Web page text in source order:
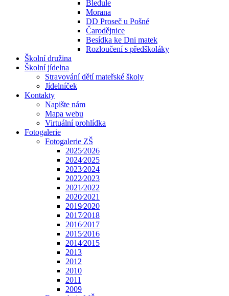
Bledule
Morana
DD Proseč u Pošné
Čarodějnice
Besídka ke Dni matek
Rozloučení s předškoláky
Školní družina
Školní jídelna
Stravování dětí mateřské školy
Jídelníček
Kontakty
Napište nám
Mapa webu
Virtuální prohlídka
Fotogalerie
Fotogalerie ZŠ
2025⁄2026
2024⁄2025
2023⁄2024
2022⁄2023
2021⁄2022
2020⁄2021
2019⁄2020
2017⁄2018
2016⁄2017
2015⁄2016
2014⁄2015
2013
2012
2010
2011
2009